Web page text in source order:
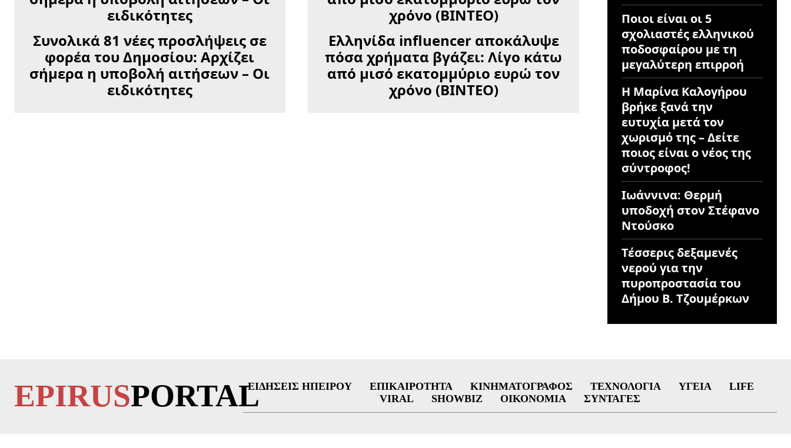
Συνολικά 81 νέες προσλήψεις σε
φορέα του Δημοσίου: Αρχίζει
σήμερα η υποβολή αιτήσεων – Οι
ειδικότητες
Ελληνίδα influencer αποκάλυψε
πόσα χρήματα βγάζει: Λίγο κάτω
από μισό εκατομμύριο ευρώ τον
χρόνο (ΒΙΝΤΕΟ)
Ποιοι είναι οι 5
σχολιαστές ελληνικού
ποδοσφαίρου με τη
μεγαλύτερη επιρροή
Η Μαρίνα Καλογήρου
βρήκε ξανά την
ευτυχία μετά τον
χωρισμό της – Δείτε
ποιος είναι ο νέος της
σύντροφος!
Ιωάννινα: Θερμή
υποδοχή στον Στέφανο
Ντούσκο
Τέσσερις δεξαμενές
νερού για την
πυροπροστασία του
Δήμου Β. Τζουμέρκων
EPIRUSPORTALΕΙΔΉΣΕΙΣ ΗΠΕΊΡΟΥ ΕΠΙΚΑΙΡΌΤΗΤΑ ΚΙΝΗΜΑΤΟΓΡΆΦΟΣ ΤΕΧΝΟΛΟΓΊΑ ΥΓΕΊΑ
LIFE
VIRAL
SHOWBIZ ΟΙΚΟΝΟΜΊΑ ΣΥΝΤΑΓΈΣ